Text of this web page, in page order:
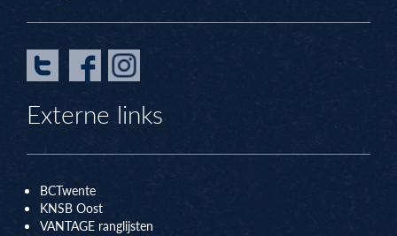
Externe links
BCTwente
KNSB Oost
VANTAGE ranglijsten